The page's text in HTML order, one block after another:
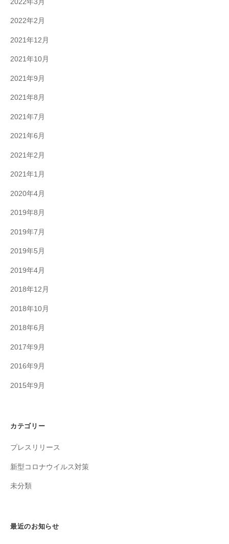
2022年3月
2022年2月
2021年12月
2021年10月
2021年9月
2021年8月
2021年7月
2021年6月
2021年2月
2021年1月
2020年4月
2019年8月
2019年7月
2019年5月
2019年4月
2018年12月
2018年10月
2018年6月
2017年9月
2016年9月
2015年9月
カテゴリー
プレスリリース
新型コロナウイルス対策
未分類
最近のお知らせ